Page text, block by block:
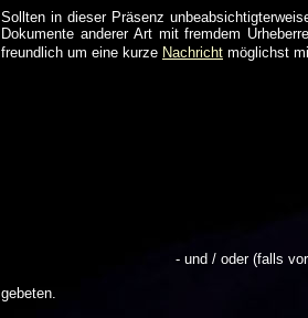
Sollten in dieser Präsenz
Dokumente anderer Art mit fremdem
freundlich um eine kurze Nachricht möglichst
- und / oder (falls
gebeten.